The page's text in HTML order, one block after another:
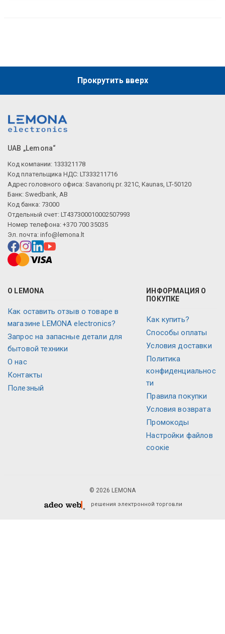
Прокрутить вверх
UAB „Lemona“
Код компании: 133321178
Код плательщика НДС: LT333211716
Адрес головного офиса: Savanorių pr. 321C, Kaunas, LT-50120
Банк: Swedbank, AB
Код банка: 73000
Отдельный счет: LT437300010002507993
Номер телефона: +370 700 35035
Эл. почта: info@lemona.lt
О LEMONA
Как оставить отзыв о товаре в
магазине LEMONA electronics?
Запрос на запасные детали для
бытовой техники
O нас
Контакты
Полезный
ИНФОРМАЦИЯ О
ПОКУПКЕ
Как купить?
Способы оплаты
Условия доставки
Политика
конфиденциальнос
ти
Правила покупки
Условия возврата
Промокоды
Настройки файлов
соокіе
© 2026 LEMONA
решения электронной торговли